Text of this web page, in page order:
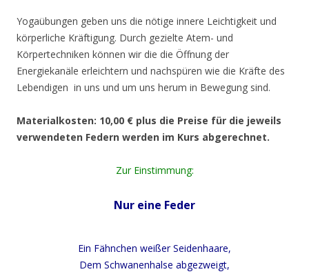
Yogaübungen geben uns die nötige innere Leichtigkeit und
körperliche Kräftigung. Durch gezielte Atem- und
Körpertechniken können wir die die Öffnung der
Energiekanäle erleichtern und nachspüren wie die Kräfte des
Lebendigen in uns und um uns herum in Bewegung sind.
Materialkosten: 10,00 € plus die Preise für die jeweils
verwendeten Federn werden im Kurs abgerechnet.
Zur Einstimmung:
Nur eine Feder
Ein Fähnchen weißer Seidenhaare,
Dem Schwanenhalse abgezweigt,